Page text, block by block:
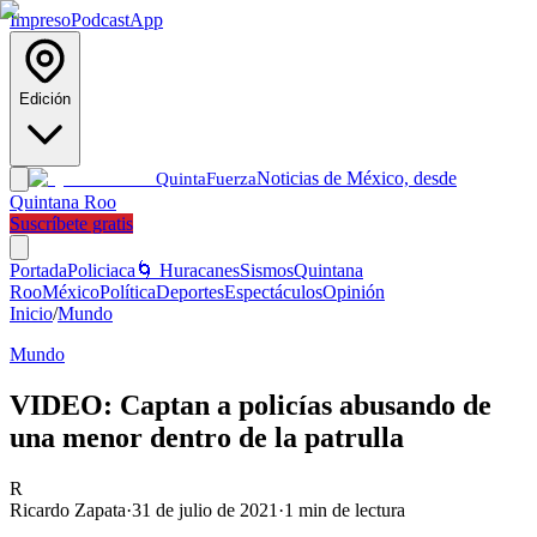
ImpresoPodcastApp
Edición
QuintaFuerzaNoticias de México, desde
Quintana Roo
Suscríbete gratis
PortadaPoliciaca 🌀 HuracanesSismosQuintana
RooMéxicoPolíticaDeportesEspectáculosOpinión
Inicio/Mundo
Mundo
VIDEO: Captan a policías abusando de
una menor dentro de la patrulla
R
Ricardo Zapata·31 de julio de 2021 ·1 min de lectura